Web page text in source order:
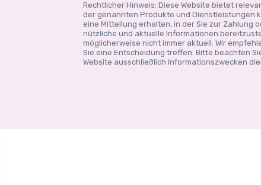
Rechtlicher Hinweis: Diese Website bietet
der genannten Produkte und Dienstleistungen
eine Mitteilung erhalten, in der Sie zur Zahlung
nützliche und aktuelle Informationen
möglicherweise nicht immer aktuell. Wir
Sie eine Entscheidung treffen. Bitte beachten
Website ausschließlich Informationszwecken